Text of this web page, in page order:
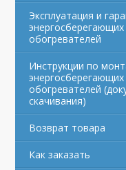
Эксплуатация и
энергосберегающих
обогревателей
Инструкции по
энергосберегающих
обогревателей
скачивания)
Возврат товара
Как заказать